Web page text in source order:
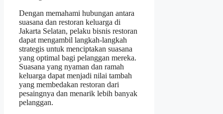
Dengan memahami hubungan antara
suasana dan restoran keluarga di
Jakarta Selatan, pelaku bisnis restoran
dapat mengambil langkah-langkah
strategis untuk menciptakan suasana
yang optimal bagi pelanggan mereka.
Suasana yang nyaman dan ramah
keluarga dapat menjadi nilai tambah
yang membedakan restoran dari
pesaingnya dan menarik lebih banyak
pelanggan.